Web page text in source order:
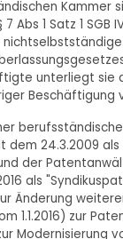
Kammer
1 Satz 1 SGB
unterliegt sie
24.3.2009
der
als
Änderung
1.1.2016) zur